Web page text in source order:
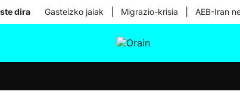
dira Gasteizko jaiak Migrazio-krisia AEB-Iran